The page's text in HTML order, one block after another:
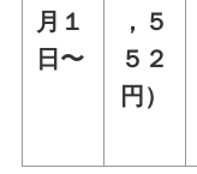
月１
日〜
，５
５２
円）